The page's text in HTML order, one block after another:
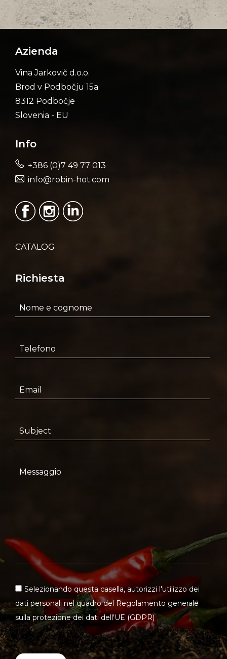
Azienda
Vina Jarkovič d.o.o.
Brod v Podbočju 15a
8312 Podbočje
Slovenia - EU
Info
+386 (0)7 49 77 013
info@robin-hot.com
CATALOG
Richiesta
Selezionando questa casella, autorizzi l'utilizzo dei
dati personali nel quadro del Regolamento generale
sulla protezione dei dati dell'UE (GDPR)